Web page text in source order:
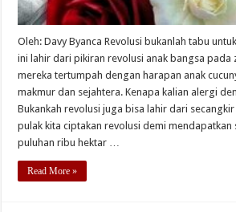
Oleh: Davy Byanca Revolusi bukanlah tabu
ini lahir dari pikiran revolusi anak bangsa pada
mereka tertumpah dengan harapan anak
makmur dan sejahtera. Kenapa kalian alergi
Bukankah revolusi juga bisa lahir dari
pulak kita ciptakan revolusi demi mendapatkan
puluhan ribu hektar …
Read More »